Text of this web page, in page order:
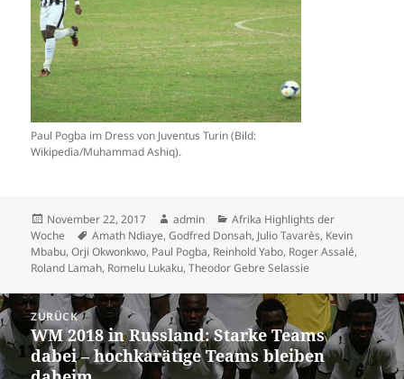
Paul Pogba im Dress von Juventus Turin (Bild:
Wikipedia/Muhammad Ashiq).
Veröffentlicht
am
November 22, 2017 Autor
admin Kategorien
Afrika Highlights der
Woche
Schlagwörter
Amath Ndiaye,Godfred Donsah, Julio Tavarès, Kevin
Mbabu,Orji Okwonkwo, Paul Pogba, Reinhold Yabo, Roger Assalé,
Roland Lamah, Romelu Lukaku,Theodor Gebre Selassie
Beitrags-
Navigation
ZURÜCK
Vorheriger
Beitrag:
WM 2018 in Russland: Starke Teams
dabei – hochkarätige Teams bleiben